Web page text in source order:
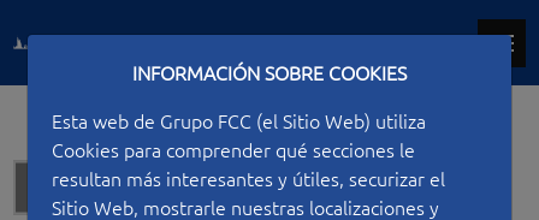
INFORMACIÓN SOBRE COOKIES
Esta web de Grupo FCC (el Sitio Web) utiliza
Cookies para comprender qué secciones le
resultan más interesantes y útiles, securizar el
Sitio Web, mostrarle nuestras localizaciones y
Túneles